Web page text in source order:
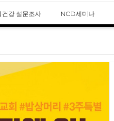
건강 설문조사 NCD세미나